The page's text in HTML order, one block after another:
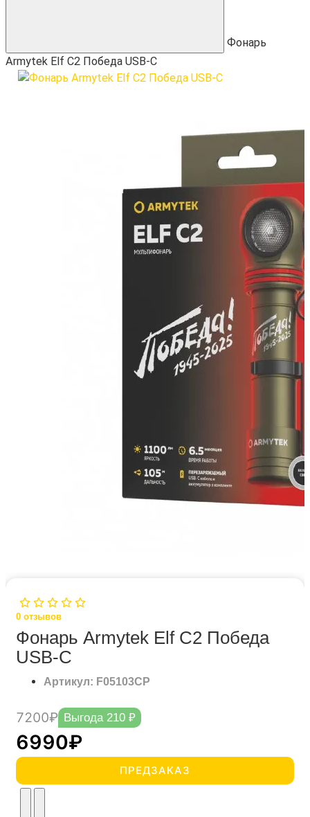
Фонарь
Armytek Elf C2 Победа USB-C
0 отзывов
Фонарь Armytek Elf C2 Победа
USB-C
Артикул: F05103CP
7200₽ Выгода 210 ₽
6990₽
ПРЕДЗАКАЗ